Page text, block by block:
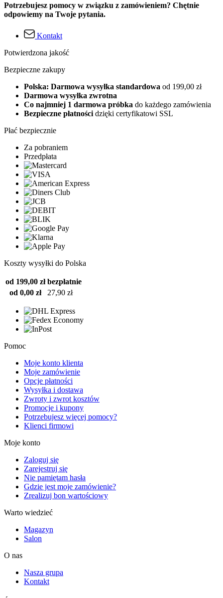
Potrzebujesz pomocy w związku z zamówieniem? Chętnie
odpowiemy na Twoje pytania.
Kontakt
Potwierdzona jakość
Bezpieczne zakupy
Polska: Darmowa wysyłka standardowa od 199,00 zł
Darmowa wysyłka zwrotna
Co najmniej 1 darmowa próbka do każdego zamówienia
Bezpieczne płatności dzięki certyfikatowi SSL
Płać bezpiecznie
Za pobraniem
Przedpłata
Koszty wysyłki do Polska
od 199,00 zł bezpłatnie
od 0,00 zł
27,90 zł
Pomoc
Moje konto klienta
Moje zamówienie
Opcje płatności
Wysyłka i dostawa
Zwroty i zwrot kosztów
Promocje i kupony
Potrzebujesz więcej pomocy?
Klienci firmowi
Moje konto
Zaloguj się
Zarejestruj się
Nie pamiętam hasła
Gdzie jest moje zamówienie?
Zrealizuj bon wartościowy
Warto wiedzieć
Magazyn
Salon
O nas
Nasza grupa
Kontakt